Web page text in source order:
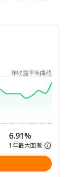
年收益率%曲线
6.91%
1年最大回撤